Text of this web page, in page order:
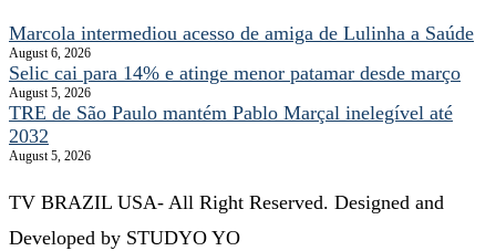
Marcola intermediou acesso de amiga de Lulinha a Saúde
August 6, 2026
Selic cai para 14% e atinge menor patamar desde março
August 5, 2026
TRE de São Paulo mantém Pablo Marçal inelegível até
2032
August 5, 2026
TV BRAZIL USA- All Right Reserved. Designed and
Developed by STUDYO YO